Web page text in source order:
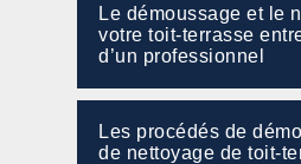
Le démoussage et le
votre toit-terrasse
d’un professionnel
Les procédés de
de nettoyage de toit-